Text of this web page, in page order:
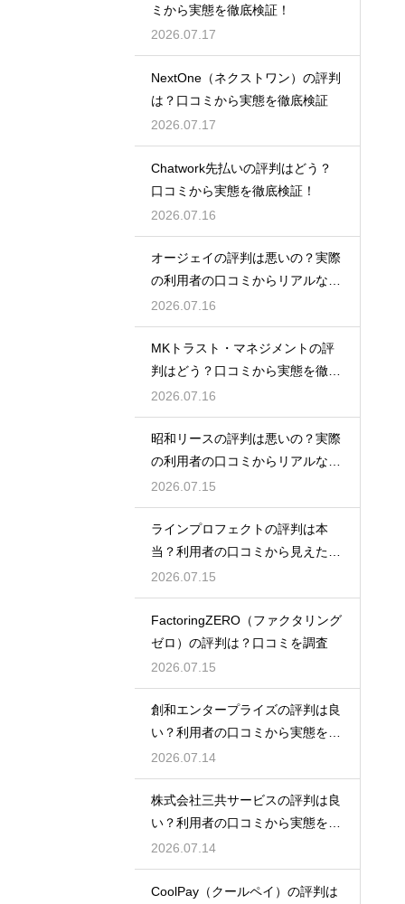
ミから実態を徹底検証！
2026.07.17
NextOne（ネクストワン）の評判
は？口コミから実態を徹底検証
2026.07.17
Chatwork先払いの評判はどう？
口コミから実態を徹底検証！
2026.07.16
オージェイの評判は悪いの？実際
の利用者の口コミからリアルな実
態検証
2026.07.16
MKトラスト・マネジメントの評
判はどう？口コミから実態を徹底
検証！
2026.07.16
昭和リースの評判は悪いの？実際
の利用者の口コミからリアルな実
態検証
2026.07.15
ラインプロフェクトの評判は本
当？利用者の口コミから見えた実
態検証
2026.07.15
FactoringZERO（ファクタリング
ゼロ）の評判は？口コミを調査
2026.07.15
創和エンタープライズの評判は良
い？利用者の口コミから実態を徹
底解説
2026.07.14
株式会社三共サービスの評判は良
い？利用者の口コミから実態を徹
底解説
2026.07.14
CoolPay（クールペイ）の評判は